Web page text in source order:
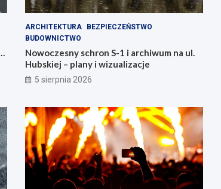
ARCHITEKTURA
BEZPIECZEŃSTWO
BUDOWNICTWO
Nowoczesny schron S-1 i archiwum na ul.
Hubskiej – plany i wizualizacje
5 sierpnia 2026